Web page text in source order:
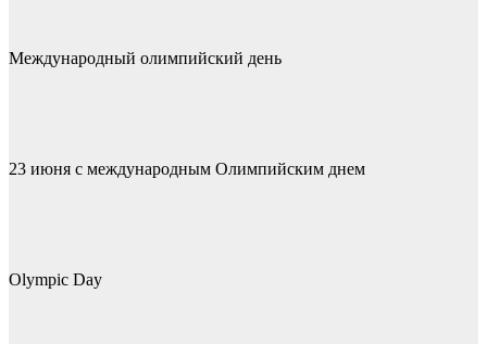
Международный олимпийский день
23 июня с международным Олимпийским днем
Olympic Day